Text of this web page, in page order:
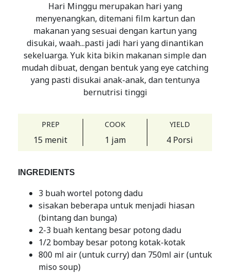
Hari Minggu merupakan hari yang
menyenangkan, ditemani film kartun dan
makanan yang sesuai dengan kartun yang
disukai, waah...pasti jadi hari yang dinantikan
sekeluarga. Yuk kita bikin makanan simple dan
mudah dibuat, dengan bentuk yang eye catching
yang pasti disukai anak-anak, dan tentunya
bernutrisi tinggi
PREP
15 menit
COOK
1 jam
YIELD
4 Porsi
INGREDIENTS
3 buah wortel potong dadu
sisakan beberapa untuk menjadi hiasan
(bintang dan bunga)
2-3 buah kentang besar potong dadu
1/2 bombay besar potong kotak-kotak
800 ml air (untuk curry) dan 750ml air (untuk
miso soup)